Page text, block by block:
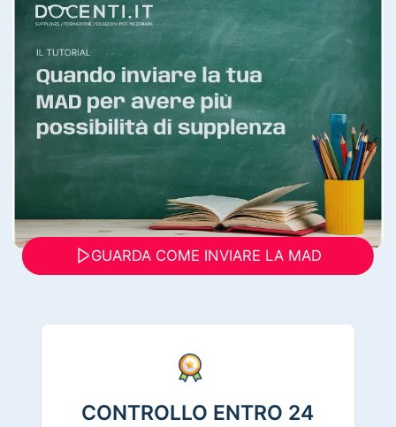
GUARDA COME INVIARE LA MAD
CONTROLLO ENTRO 24